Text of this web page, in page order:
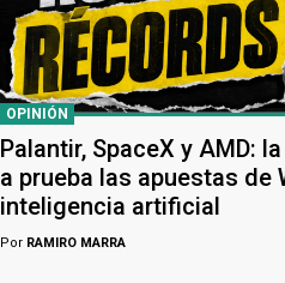
OPINIÓN
Palantir, SpaceX y AMD:
a prueba las apuestas de
inteligencia artificial
Por RAMIRO MARRA